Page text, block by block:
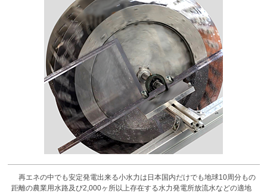
再エネの中でも安定発電出来る小水力は日本国内だけでも地球10周分もの
距離の農業用水路及び2,000ヶ所以上存在する水力発電所放流水などの適地